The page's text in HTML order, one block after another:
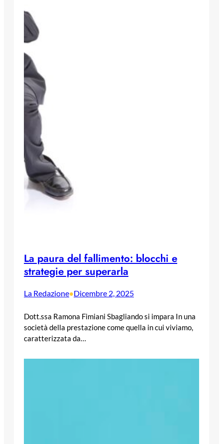
La paura del fallimento: blocchi e
strategie per superarla
La Redazione•Dicembre 2, 2025
Dott.ssa Ramona Fimiani Sbagliando si impara In una
società della prestazione come quella in cui viviamo,
caratterizzata da…